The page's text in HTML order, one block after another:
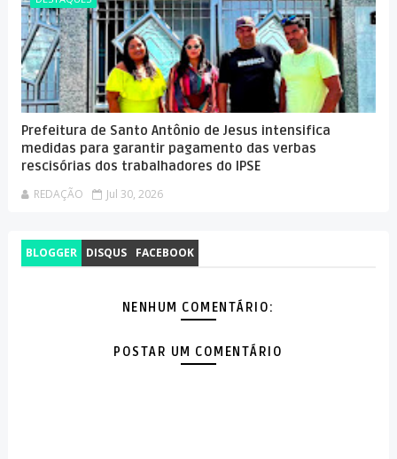
Prefeitura de Santo Antônio de Jesus intensifica
medidas para garantir pagamento das verbas
rescisórias dos trabalhadores do IPSE
REDAÇÃO Jul 30, 2026
BLOGGER DISQUS FACEBOOK
NENHUM COMENTÁRIO:
POSTAR UM COMENTÁRIO